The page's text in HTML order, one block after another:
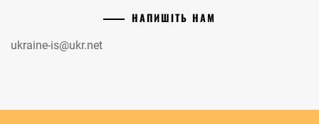
НАПИШІТЬ НАМ
ukraine-is@ukr.net